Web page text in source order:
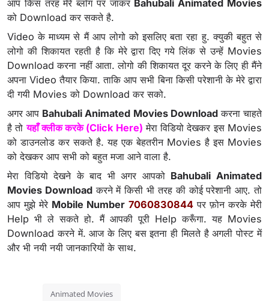
आप किस तरह मेरे ब्लॉग पर जाकर Bahubali Animated Movies
को Download कर सकते है.
Video के माध्यम से मैं आप लोगो को इसलिए बता रहा हु. क्युकी बहुत से
लोगो की शिकायत रहती है कि मेरे द्वारा दिए गये लिंक से उन्हें Movies
Download करना नहीं आता. लोगो की शिकायत दूर करने के लिए ही मैंने
अपना Video तैयार किया. ताकि आप सभी बिना किसी परेशानी के मेरे द्वारा
दी गयी Movies को Download कर सको.
अगर आप Bahubali Animated Movies Downloadकरना चाहते
है तोयहाँ क्लीक करके (Click Here) मेरा विडियो देखकर इस Movies
को डाउनलोड कर सकते है. यह एक बेहतरीन Movies है इस Movies
को देखकर आप सभी को बहुत मजा आने वाला है.
मेरा विडियो देखने के बाद भी अगर आपको Bahubali Animated
Movies Downloadकरने में किसी भी तरह की कोई परेशानी आए. तो
आप मुझे मेरे Mobile Number 7060830844पर फ़ोन करके मेरी
Help भी ले सकते हो. मैं आपकी पूरी Help करूँगा. यह Movies
Download करने में. आज के लिए बस इतना ही मिलते है अगली पोस्ट में
और भी नयी नयी जानकारियों के साथ.
Animated Movies